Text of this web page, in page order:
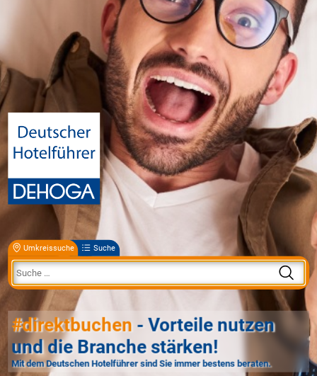
Umkreissuche Suche
#direktbuchen - Vorteile nutzen
und die Branche stärken!
Mit dem Deutschen Hotelführer sind Sie immer bestens beraten.